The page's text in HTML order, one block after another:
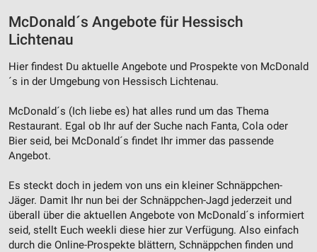
McDonald´s Angebote für Hessisch
Lichtenau
Hier findest Du aktuelle Angebote und Prospekte von McDonald
´s in der Umgebung von Hessisch Lichtenau.
McDonald´s (Ich liebe es) hat alles rund um das Thema
Restaurant. Egal ob Ihr auf der Suche nach Fanta, Cola oder
Bier seid, bei McDonald´s findet Ihr immer das passende
Angebot.
Es steckt doch in jedem von uns ein kleiner Schnäppchen-
Jäger. Damit Ihr nun bei der Schnäppchen-Jagd jederzeit und
überall über die aktuellen Angebote von McDonald´s informiert
seid, stellt Euch weekli diese hier zur Verfügung. Also einfach
durch die Online-Prospekte blättern, Schnäppchen finden und